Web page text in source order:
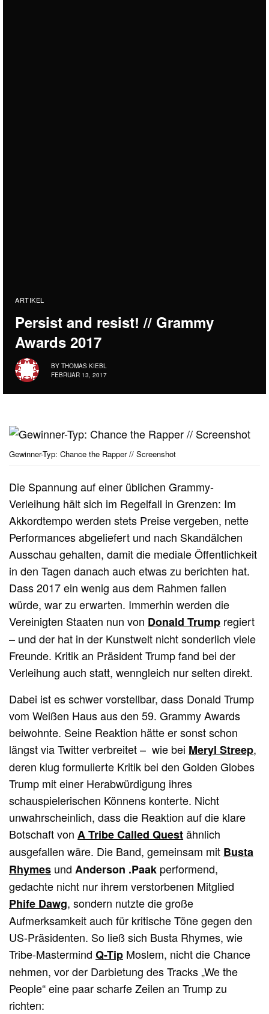
ARTIKEL
Persist and resist! // Grammy
Awards 2017
BY THOMAS KIEBL
FEBRUAR 13, 2017
Gewinner-Typ: Chance the Rapper // Screenshot
Die Spannung auf einer üblichen Grammy-
Verleihung hält sich im Regelfall in Grenzen: Im
Akkordtempo werden stets Preise vergeben, nette
Performances abgeliefert und nach Skandälchen
Ausschau gehalten, damit die mediale Öffentlichkeit
in den Tagen danach auch etwas zu berichten hat.
Dass 2017 ein wenig aus dem Rahmen fallen
würde, war zu erwarten. Immerhin werden die
Vereinigten Staaten nun von Donald Trump regiert
– und der hat in der Kunstwelt nicht sonderlich viele
Freunde. Kritik an Präsident Trump fand bei der
Verleihung auch statt, wenngleich nur selten direkt.
Dabei ist es schwer vorstellbar, dass Donald Trump
vom Weißen Haus aus den 59. Grammy Awards
beiwohnte. Seine Reaktion hätte er sonst schon
längst via Twitter verbreitet – wie bei Meryl Streep,
deren klug formulierte Kritik bei den Golden Globes
Trump mit einer Herabwürdigung ihres
schauspielerischen Könnens konterte. Nicht
unwahrscheinlich, dass die Reaktion auf die klare
Botschaft von A Tribe Called Questähnlich
ausgefallen wäre. Die Band, gemeinsam mit Busta
Rhymes und Anderson .Paak performend,
gedachte nicht nur ihrem verstorbenen Mitglied
Phife Dawg, sondern nutzte die große
Aufmerksamkeit auch für kritische Töne gegen den
US-Präsidenten. So ließ sich Busta Rhymes, wie
Tribe-MastermindQ-Tip Moslem, nicht die Chance
nehmen, vor der Darbietung des Tracks „We the
People“ eine paar scharfe Zeilen an Trump zu
richten: